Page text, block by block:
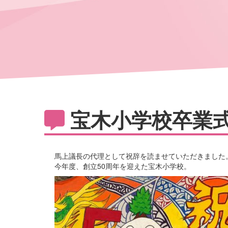
宝木小学校卒業
馬上議長の代理として祝辞を読ませていただきました
今年度、創立50周年を迎えた宝木小学校。